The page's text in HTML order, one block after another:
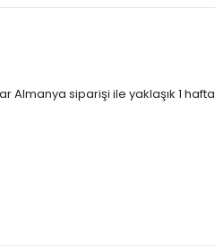
Almanya siparişi ile yaklaşık 1 hafta